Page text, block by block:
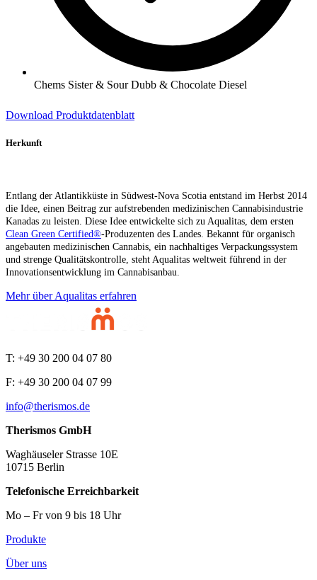
Chems Sister & Sour Dubb & Chocolate Diesel
Download Produktdatenblatt
Herkunft
Entlang der Atlantikküste in Südwest-Nova Scotia entstand im Herbst 2014
die Idee, einen Beitrag zur aufstrebenden medizinischen Cannabisindustrie
Kanadas zu leisten. Diese Idee entwickelte sich zu Aqualitas, dem ersten
Clean Green Certified®-Produzenten des Landes. Bekannt für organisch
angebauten medizinischen Cannabis, ein nachhaltiges Verpackungssystem
und strenge Qualitätskontrolle, steht Aqualitas weltweit führend in der
Innovationsentwicklung im Cannabisanbau.
Mehr über Aqualitas erfahren
T: +49 30 200 04 07 80
F: +49 30 200 04 07 99
info@therismos.de
Therismos GmbH
Waghäuseler Strasse 10E
10715 Berlin
Telefonische Erreichbarkeit
Mo – Fr von 9 bis 18 Uhr
Produkte
Über uns